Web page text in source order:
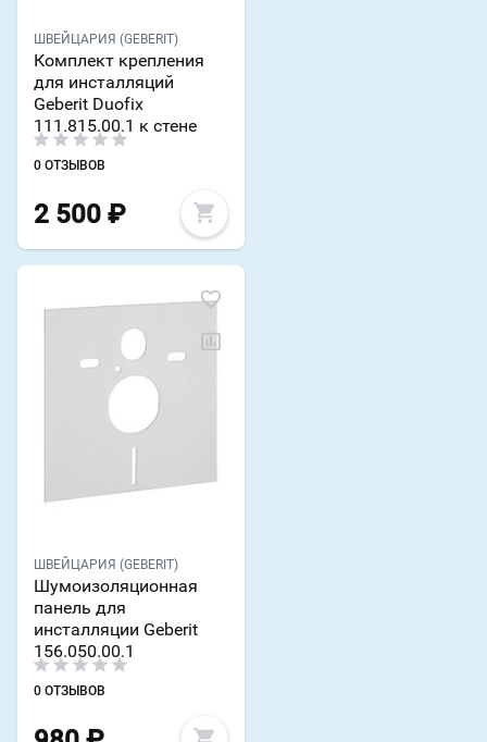
ШВЕЙЦАРИЯ (GEBERIT)
Комплект крепления
для инсталляций
Geberit Duofix
111.815.00.1 к стене
0 ОТЗЫВОВ
2 500 ₽
ШВЕЙЦАРИЯ (GEBERIT)
Шумоизоляционная
панель для
инсталляции Geberit
156.050.00.1
0 ОТЗЫВОВ